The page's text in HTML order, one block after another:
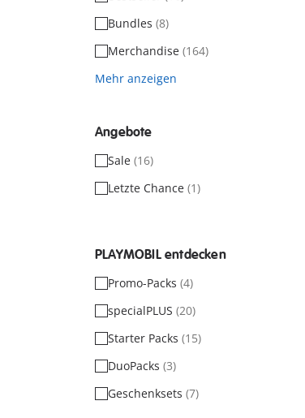
Bundles (8)
Merchandise (164)
Mehr anzeigen
Angebote
Sale (16)
Letzte Chance (1)
PLAYMOBIL entdecken
Promo-Packs (4)
specialPLUS (20)
Starter Packs (15)
DuoPacks (3)
Geschenksets (7)